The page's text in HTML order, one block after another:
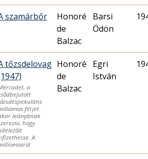
szamárbőr
Honoré
de
Balzac
Barsi
Ödön
tőzsdelovag
a
férjet
leányának
hogy
A
Honoré
de
Balzac
Egri
István